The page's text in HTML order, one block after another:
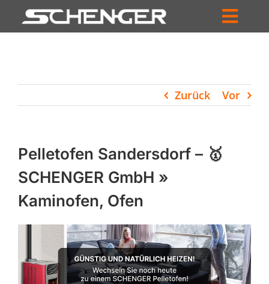
Inhalt
HÄNDLERSUCHE
UNTERNEHMEN
PROFIL
WARENKORB
PRODUCTS
SEARCH
Zurück Vor
Pelletofen Sandersdorf – 🥇
SCHENGER GmbH »
Kaminofen, Ofen